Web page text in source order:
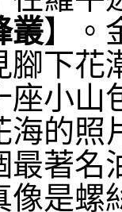
叢】。
腳下花
座小山
海的照
最著名
像是螺